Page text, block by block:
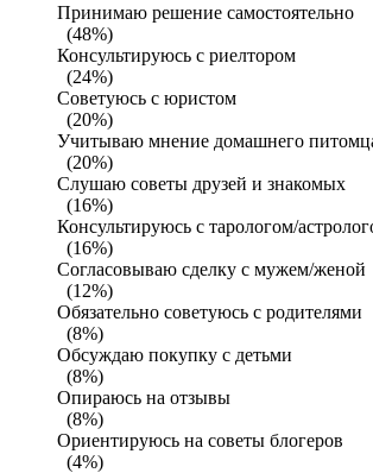
Принимаю решение самостоятельно
(48%)
Консультируюсь с риелтором
(24%)
Советуюсь с юристом
(20%)
Учитываю мнение домашнего
(20%)
Слушаю советы друзей и знакомых
(16%)
Консультируюсь с тарологом/
(16%)
Согласовываю сделку с мужем/женой
(12%)
Обязательно советуюсь с родителями
(8%)
Обсуждаю покупку с детьми
(8%)
Опираюсь на отзывы
(8%)
Ориентируюсь на советы блогеров
(4%)